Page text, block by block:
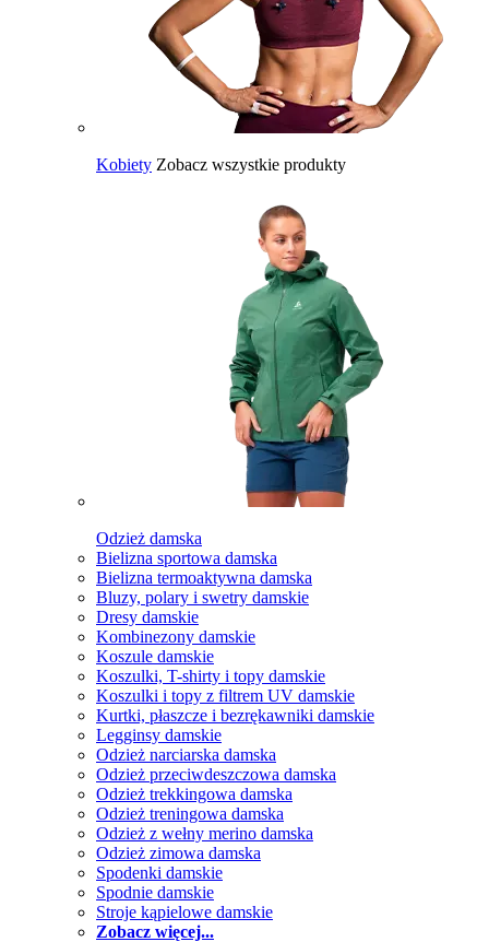
Kobiety Zobacz wszystkie produkty
Odzież damska
Bielizna sportowa damska
Bielizna termoaktywna damska
Bluzy, polary i swetry damskie
Dresy damskie
Kombinezony damskie
Koszule damskie
Koszulki, T-shirty i topy damskie
Koszulki i topy z filtrem UV damskie
Kurtki, płaszcze i bezrękawniki damskie
Legginsy damskie
Odzież narciarska damska
Odzież przeciwdeszczowa damska
Odzież trekkingowa damska
Odzież treningowa damska
Odzież z wełny merino damska
Odzież zimowa damska
Spodenki damskie
Spodnie damskie
Stroje kąpielowe damskie
Zobacz więcej...